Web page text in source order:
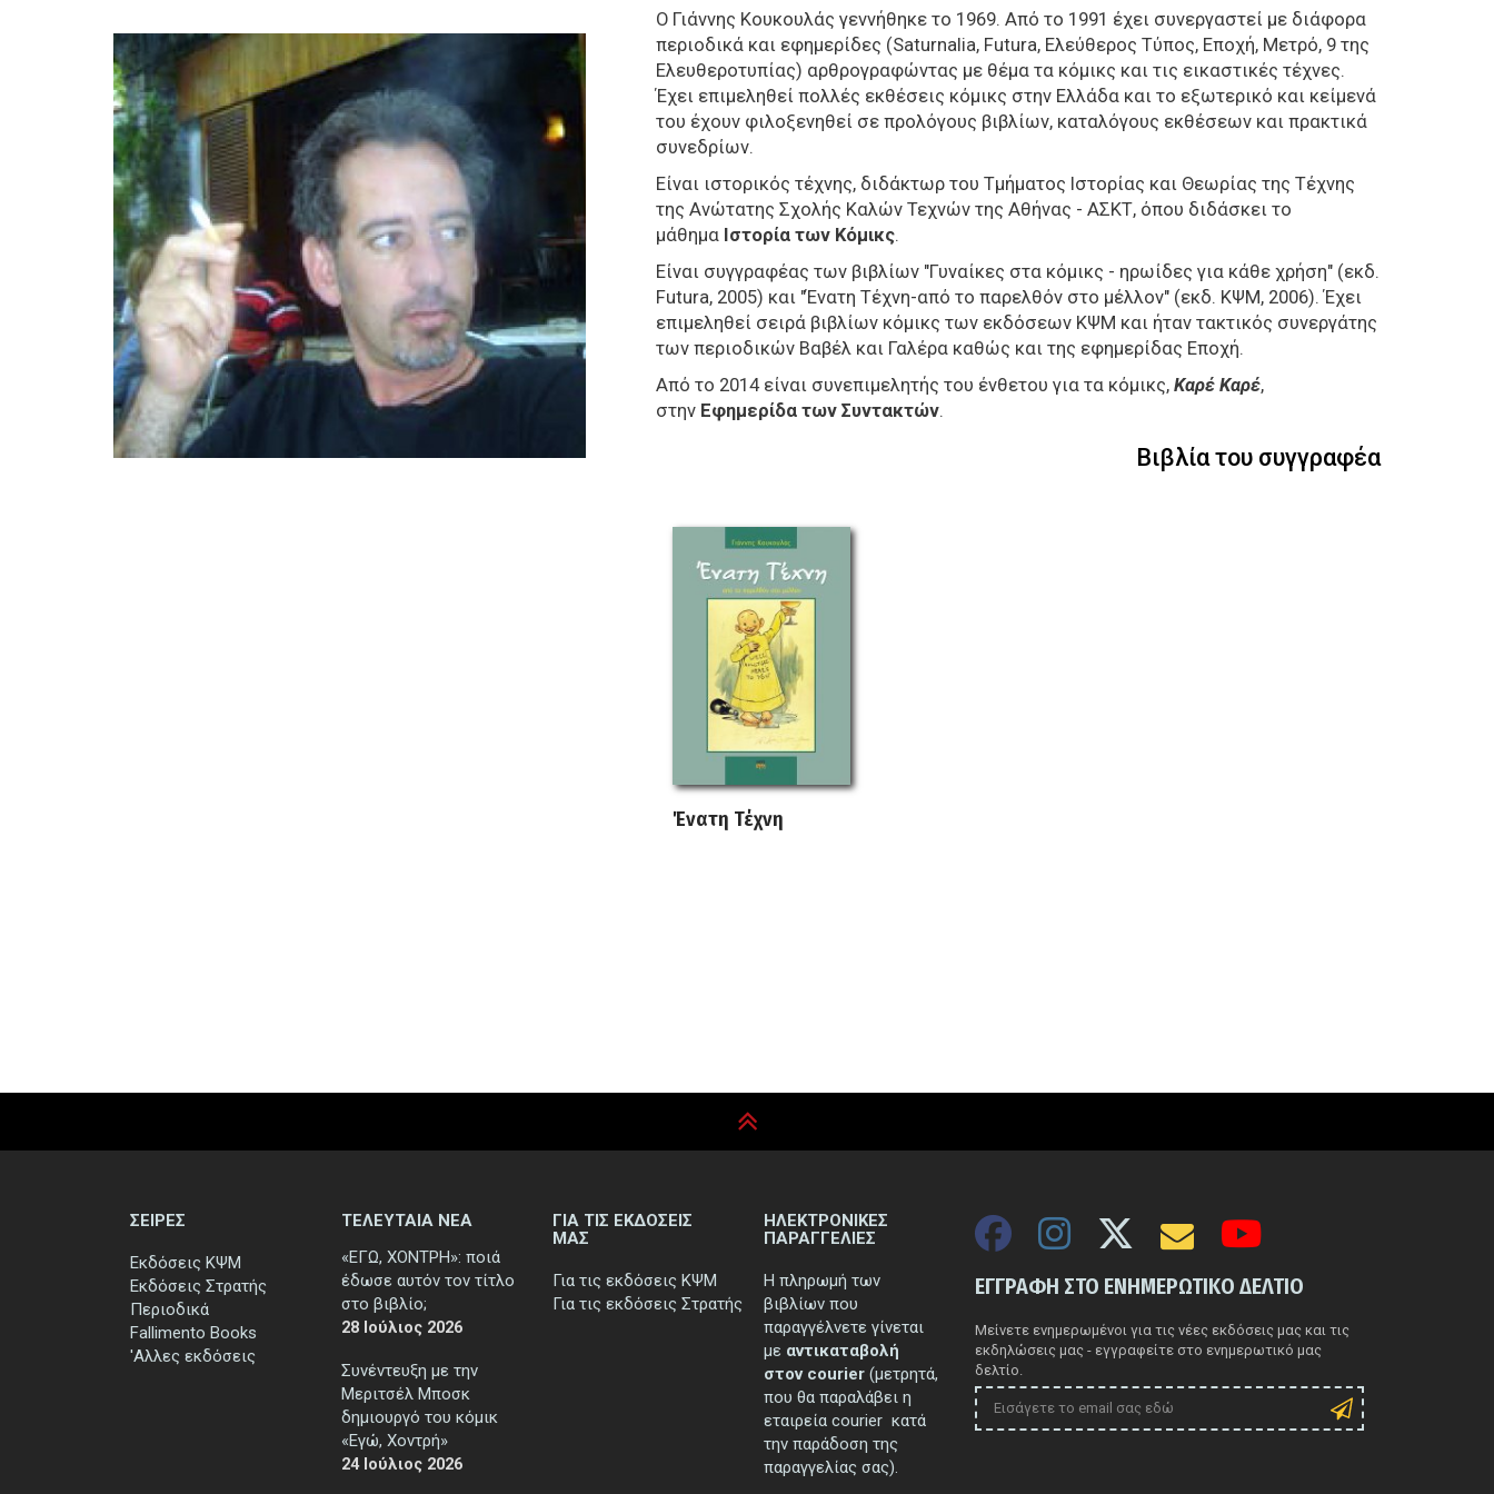
Ο Γιάννης Κουκουλάς γεννήθηκε το 1969. Από το 1991 έχει συνεργαστεί με διάφορα
περιοδικά και εφημερίδες (Saturnalia, Futura, Ελεύθερος Τύπος, Εποχή, Μετρό, 9 της
Ελευθεροτυπίας) αρθρογραφώντας με θέμα τα κόμικς και τις εικαστικές τέχνες.
Έχει επιμεληθεί πολλές εκθέσεις κόμικς στην Ελλάδα και το εξωτερικό και κείμενά
του έχουν φιλοξενηθεί σε προλόγους βιβλίων, καταλόγους εκθέσεων και πρακτικά
συνεδρίων.
Είναι ιστορικός τέχνης, διδάκτωρ του Τμήματος Ιστορίας και Θεωρίας της Τέχνης
της Ανώτατης Σχολής Καλών Τεχνών της Αθήνας - ΑΣΚΤ, όπου διδάσκει το
μάθημα Ιστορία των Κόμικς.
Είναι συγγραφέας των βιβλίων "Γυναίκες στα κόμικς - ηρωίδες για κάθε χρήση" (εκδ.
Futura, 2005) και "Ένατη Τέχνη-από το παρελθόν στο μέλλον" (εκδ. ΚΨΜ, 2006). Έχει
επιμεληθεί σειρά βιβλίων κόμικς των εκδόσεων ΚΨΜ και ήταν τακτικός συνεργάτης
των περιοδικών Βαβέλ και Γαλέρα καθώς και της εφημερίδας Εποχή.
Από το 2014 είναι συνεπιμελητής του ένθετου για τα κόμικς, Καρέ Καρέ,
στην Εφημερίδα των Συντακτών.
Βιβλία του συγγραφέα
Ένατη Τέχνη
ΣΕΙΡΕΣ
Εκδόσεις ΚΨΜ
Εκδόσεις Στρατής
Περιοδικά
Fallimento Books
'Αλλες εκδόσεις
ΤΕΛΕΥΤΑΙΑ ΝΕΑ
«ΕΓΩ, ΧΟΝΤΡΗ»: ποιά
έδωσε αυτόν τον τίτλο
στο βιβλίο;
28 Ιούλιος 2026
Συνέντευξη με την
Μεριτσέλ Μποσκ
δημιουργό του κόμικ
«Εγώ, Χοντρή»
24 Ιούλιος 2026
ΓΙΑ ΤΙΣ ΕΚΔΟΣΕΙΣ
ΜΑΣ
Για τις εκδόσεις ΚΨΜ
Για τις εκδόσεις Στρατής
ΗΛΕΚΤΡΟΝΙΚΕΣ
ΠΑΡΑΓΓΕΛΙΕΣ
Η πληρωμή των
βιβλίων που
παραγγέλνετε γίνεται
με αντικαταβολή
στον courier (μετρητά,
που θα παραλάβει η
εταιρεία courier κατά
την παράδοση της
παραγγελίας σας).
ΕΓΓΡΑΦΗ ΣΤΟ ΕΝΗΜΕΡΩΤΙΚΟ ΔΕΛΤΙΟ
Μείνετε ενημερωμένοι για τις νέες εκδόσεις μας και τις
εκδηλώσεις μας - εγγραφείτε στο ενημερωτικό μας
δελτίο.